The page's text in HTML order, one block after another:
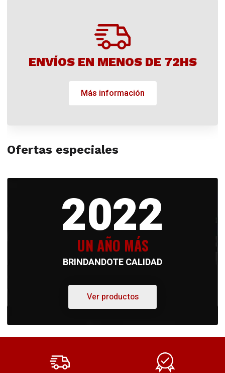
ENVÍOS EN MENOS DE 72HS
Más información
Ofertas especiales
2022
UN AÑO MÁS
BRINDANDOTE CALIDAD
Ver productos